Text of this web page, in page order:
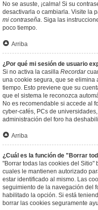
No se asuste, ¡calma! Si su
desactivarla o cambiarla. Visite la
mi contraseña. Siga las
poco tiempo.
Arriba
¿Por qué mi sesión de usuario
Si no activa la casilla Recordar
una cookie segura, que se
tiempo. Esto previene que su
que el sistema le reconozca
No es recomendable si accede al
cyber-cafés, PCs de
administración del foro ha
Arriba
¿Cuál es la función de "Borrar
"Borrar todas las cookies del Sitio"
cuales le mantienen autorizado
estar identificado al mismo. Las
seguimiento de la navegación del
habilitado la opción. Si está
borrar las cookies seguramente